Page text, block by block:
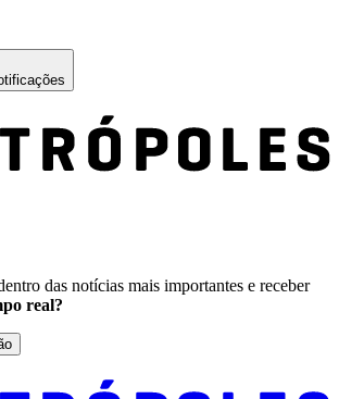
das notícias mais importantes e receber
real?